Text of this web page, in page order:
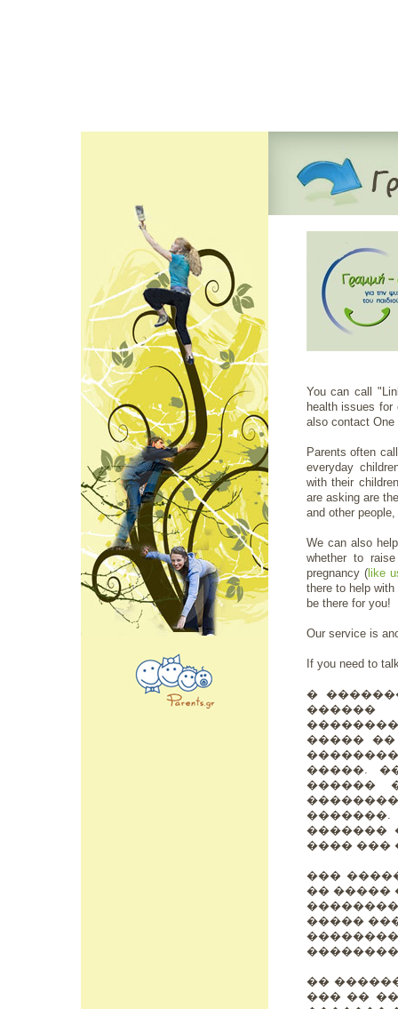
You can call
health issues
also contact One
Parents often
everyday
with their
are asking are
and other
We can also
whether to
pregnancy (like
there to help
be there for you!
Our service is
If you need to
�
�����
�����.
������
�������
���� ���
���
�� �����
�����
��
��� ��